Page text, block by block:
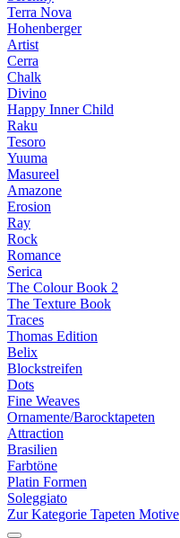
Terra Nova
Hohenberger
Artist
Cerra
Chalk
Divino
Happy Inner Child
Raku
Tesoro
Yuuma
Masureel
Amazone
Erosion
Ray
Rock
Romance
Serica
The Colour Book 2
The Texture Book
Traces
Thomas Edition
Belix
Blockstreifen
Dots
Fine Weaves
Ornamente/Barocktapeten
Attraction
Brasilien
Farbtöne
Platin Formen
Soleggiato
Zur Kategorie Tapeten Motive